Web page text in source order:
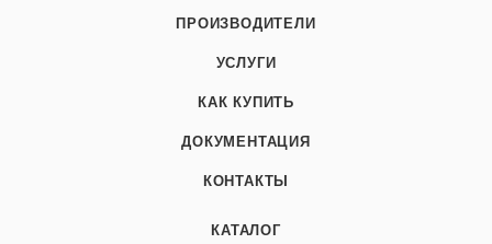
ПРОИЗВОДИТЕЛИ
УСЛУГИ
КАК КУПИТЬ
ДОКУМЕНТАЦИЯ
КОНТАКТЫ
КАТАЛОГ